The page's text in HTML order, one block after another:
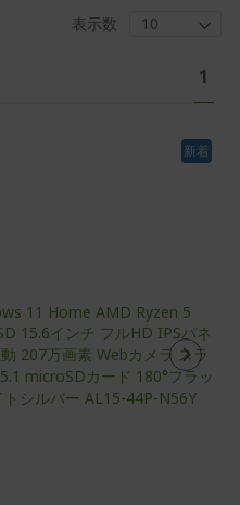
表示数
ジ
あ
な
は
読
ん
で
1
新着